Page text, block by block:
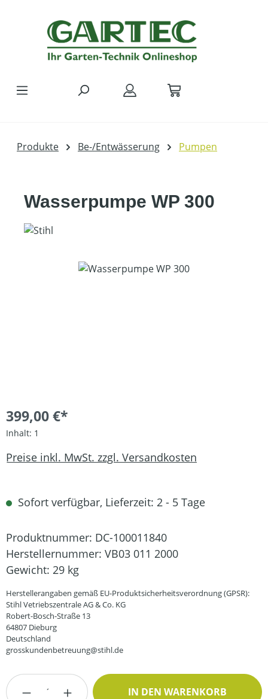
Produkte Be-/Entwässerung Pumpen
Wasserpumpe WP 300
Bildergalerie überspringen
399,00 €*
Inhalt: 1
Preise inkl. MwSt. zzgl. Versandkosten
Sofort verfügbar, Lieferzeit: 2 - 5 Tage
Produktnummer: DC-100011840
Herstellernummer: VB03 011 2000
Gewicht: 29 kg
Herstellerangaben gemäß EU-Produktsicherheitsverordnung (GPSR):
Stihl Vetriebszentrale AG & Co. KG
Robert-Bosch-Straße 13
64807 Dieburg
Deutschland
grosskundenbetreuung@stihl.de
Produkt Anzahl: Gib den gewünschten
IN DEN WARENKORB